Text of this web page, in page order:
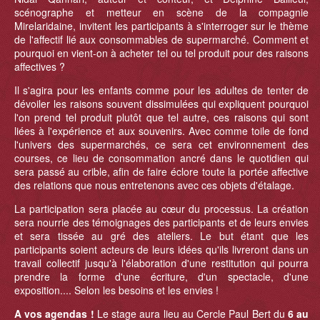
scénographe et metteur en scène de la compagnie
Mirelaridaine, invitent les participants à s'interroger sur le thème
de l'affectif lié aux consommables de supermarché. Comment et
pourquoi en vient-on à acheter tel ou tel produit pour des raisons
affectives ?
Il s'agira pour les enfants comme pour les adultes de tenter de
dévoiler les raisons souvent dissimulées qui expliquent pourquoi
l'on prend tel produit plutôt que tel autre, ces raisons qui sont
liées à l'expérience et aux souvenirs. Avec comme toile de fond
l'univers des supermarchés, ce sera cet environnement des
courses, ce lieu de consommation ancré dans le quotidien qui
sera passé au crible, afin de faire éclore toute la portée affective
des relations que nous entretenons avec ces objets d'étalage.
La participation sera placée au cœur du processus. La création
sera nourrie des témoignages des participants et de leurs envies
et sera tissée au gré des ateliers. Le but étant que les
participants soient acteurs de leurs idées qu'ils livreront dans un
travail collectif jusqu'à l'élaboration d'une restitution qui pourra
prendre la forme d'une écriture, d'un spectacle, d'une
exposition.... Selon les besoins et les envies !
A vos agendas ! Le stage aura lieu au Cercle Paul Bert du6 au